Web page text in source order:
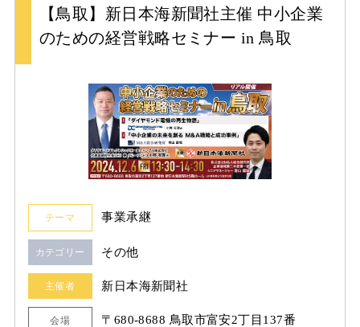
【鳥取】新日本海新聞社主催 中小企業
のための経営戦略セミナー in 鳥取
カテゴリー その他
テーマ 事業承継
主催者 新日本海新聞社
会場
〒680-8688 鳥取市富安2丁目137番